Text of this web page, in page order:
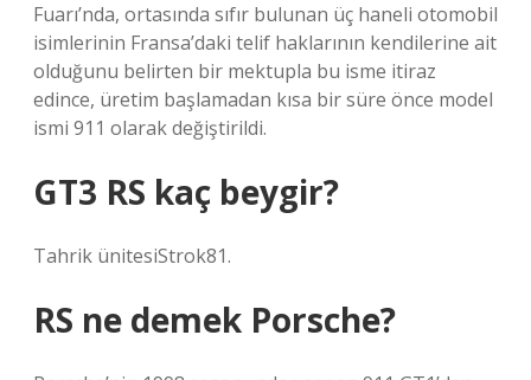
Fuarı’nda, ortasında sıfır bulunan üç haneli otomobil
isimlerinin Fransa’daki telif haklarının kendilerine ait
olduğunu belirten bir mektupla bu isme itiraz
edince, üretim başlamadan kısa bir süre önce model
ismi 911 olarak değiştirildi.
GT3 RS kaç beygir?
Tahrik ünitesiStrok81.
RS ne demek Porsche?